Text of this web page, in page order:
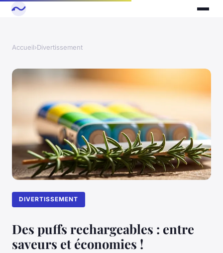
Accueil›Divertissement
DIVERTISSEMENT
Des puffs rechargeables : entre
saveurs et économies !